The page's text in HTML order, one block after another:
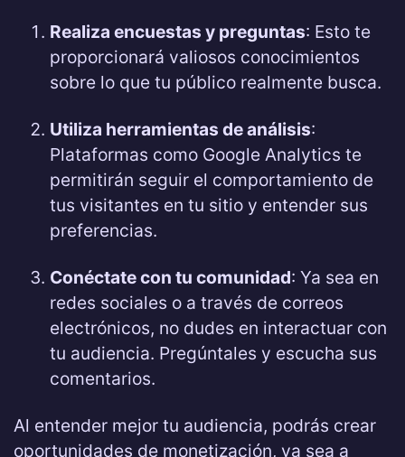
Realiza encuestas y preguntas: Esto te
proporcionará valiosos conocimientos
sobre lo que tu público realmente busca.
Utiliza herramientas de análisis:
Plataformas como Google Analytics te
permitirán seguir el comportamiento de
tus visitantes en tu sitio y entender sus
preferencias.
Conéctate con tu comunidad: Ya sea en
redes sociales o a través de correos
electrónicos, no dudes en interactuar con
tu audiencia. Pregúntales y escucha sus
comentarios.
Al entender mejor tu audiencia, podrás crear
oportunidades de monetización, ya sea a